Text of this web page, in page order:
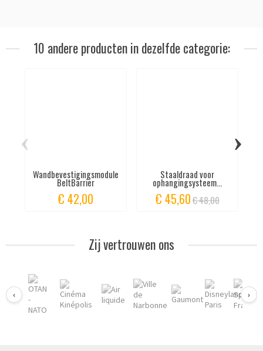
10 andere producten in dezelfde categorie:
Wandbevestigingsmodule
BeltBarrier
€ 42,00
Staaldraad voor
ophangingsysteem...
€ 45,60€ 48,00
‹ ›
Zij vertrouwen ons
‹ ›